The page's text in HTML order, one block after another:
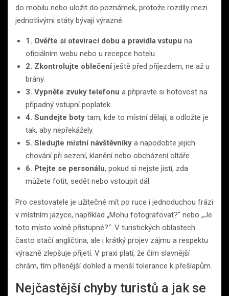
do mobilu nebo uložit do poznámek, protože rozdíly mezi
jednotlivými státy bývají výrazné.
1. Ověřte si otevírací dobu a pravidla vstupu na
oficiálním webu nebo u recepce hotelu.
2. Zkontrolujte oblečeníještě před příjezdem, ne až u
brány.
3. Vypněte zvuky telefonu a připravte si hotovost na
případný vstupní poplatek.
4. Sundejte boty tam, kde to místní dělají, a odložte je
tak, aby nepřekážely.
5. Sledujte místní návštěvníky a napodobte jejich
chování při sezení, klanění nebo obcházení oltáře.
6. Ptejte se personálu, pokud si nejste jistí, zda
můžete fotit, sedět nebo vstoupit dál.
Pro cestovatele je užitečné mít po ruce i jednoduchou frázi
v místním jazyce, například „Mohu fotografovat?“ nebo „Je
toto místo volně přístupné?“. V turistických oblastech
často stačí angličtina, ale i krátký projev zájmu a respektu
výrazně zlepšuje přijetí. V praxi platí, že čím slavnější
chrám, tím přísnější dohled a menší tolerance k přešlapům.
Nejčastější chyby turistů a jak se